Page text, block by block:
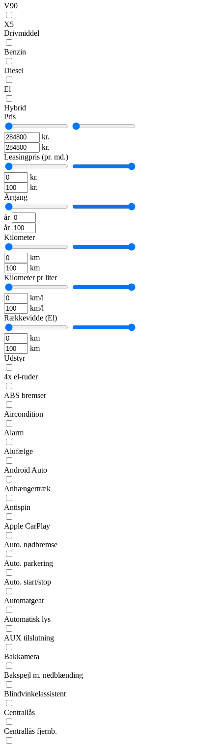
V90
X5
Drivmiddel
Benzin
Diesel
El
Hybrid
Pris
kr.
kr.
Leasingpris (pr. md.)
kr.
kr.
Årgang
år
år
Kilometer
km
km
Kilometer pr liter
km/l
km/l
Rækkevidde (El)
km
km
Udstyr
4x el-ruder
ABS bremser
Aircondition
Alarm
Alufælge
Android Auto
Anhængertræk
Antispin
Apple CarPlay
Auto. nødbremse
Auto. parkering
Auto. start/stop
Automatgear
Automatisk lys
AUX tilslutning
Bakkamera
Bakspejl m. nedblænding
Blindvinkelassistent
Centrallås
Centrallås fjernb.